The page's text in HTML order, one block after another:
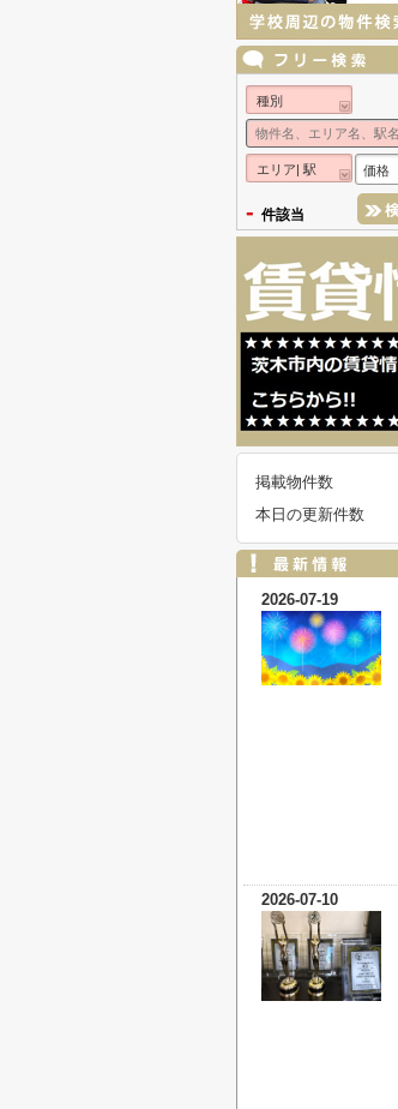
種別
エリア| 駅 価格
- 件該当
掲載物件数
本日の更新件数
2026-07-19
2026-07-10